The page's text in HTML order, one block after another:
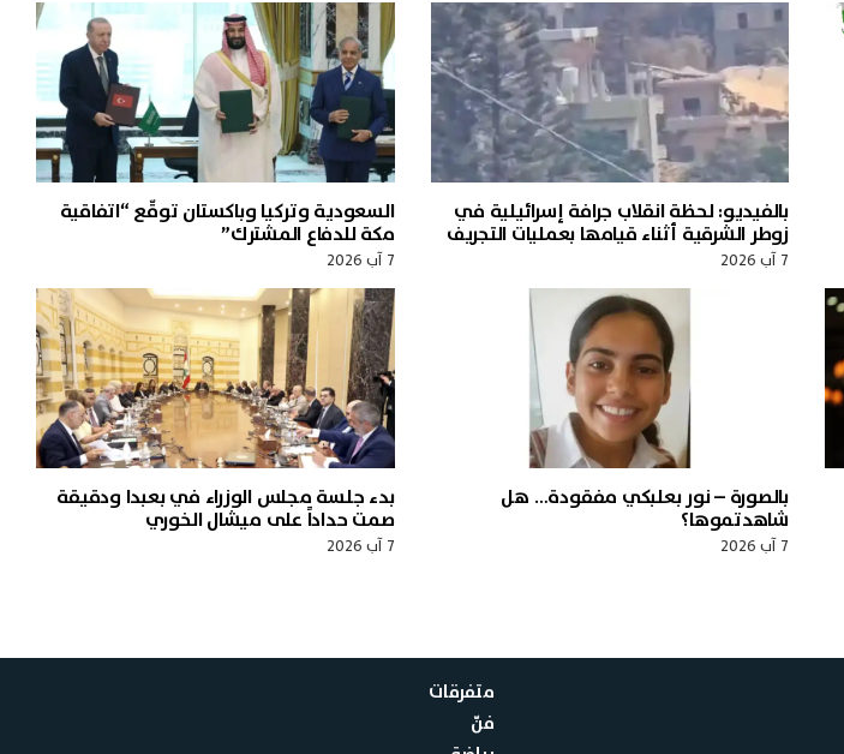
بالفيديو: لحظة انقلاب جرافة إسرائيلية في
زوطر الشرقية أثناء قيامها بعمليات التجريف
7 آب 2026
السعودية وتركيا وباكستان توقّع “اتفاقية
مكة للدفاع المشترك”
7 آب 2026
بالصورة – نور بعلبكي مفقودة… هل
شاهدتموها؟
7 آب 2026
بدء جلسة مجلس الوزراء في بعبدا ودقيقة
صمت حداداً على ميشال الخوري
7 آب 2026
متفرقات
فنّ